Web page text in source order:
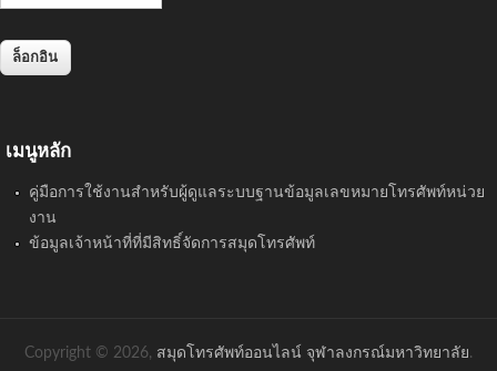
เมนูหลัก
คู่มือการใช้งานสำหรับผู้ดูแลระบบฐานข้อมูลเลขหมายโทรศัพท์หน่วย
งาน
ข้อมูลเจ้าหน้าที่ที่มีสิทธิ์จัดการสมุดโทรศัพท์
Copyright © 2026, สมุดโทรศัพท์ออนไลน์ จุฬาลงกรณ์มหาวิทยาลัย.